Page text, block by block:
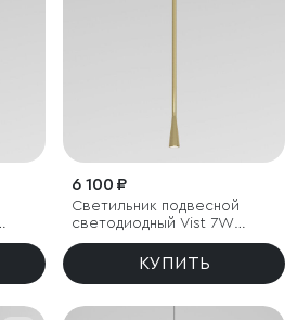
6 100 ₽
Светильник подвесной
светодиодный Vist 7W
3000K латунь
КУПИТЬ